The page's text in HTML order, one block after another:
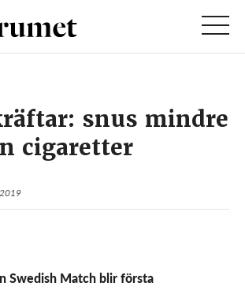
snus mindre
cigaretter
Swedish Match blir första